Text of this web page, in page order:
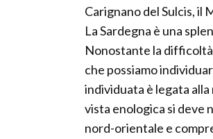
Carignano del Sulcis, il
La Sardegna è una
Nonostante la
che possiamo
individuata è legata
vista enologica si deve
nord-orientale e